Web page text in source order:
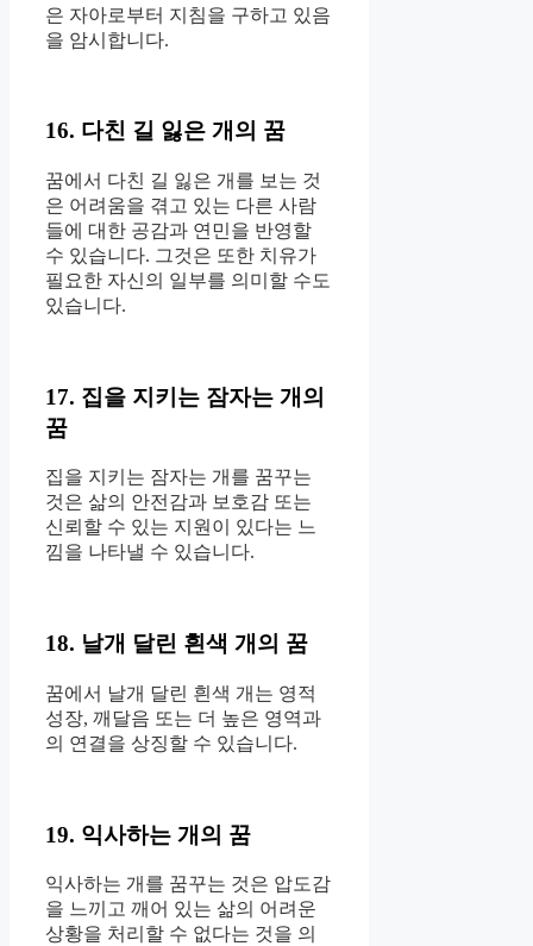
은 자아로부터 지침을 구하고 있음
을 암시합니다.
16. 다친 길 잃은 개의 꿈
꿈에서 다친 길 잃은 개를 보는 것
은 어려움을 겪고 있는 다른 사람
들에 대한 공감과 연민을 반영할
수 있습니다. 그것은 또한 치유가
필요한 자신의 일부를 의미할 수도
있습니다.
17. 집을 지키는 잠자는 개의
꿈
집을 지키는 잠자는 개를 꿈꾸는
것은 삶의 안전감과 보호감 또는
신뢰할 수 있는 지원이 있다는 느
낌을 나타낼 수 있습니다.
18. 날개 달린 흰색 개의 꿈
꿈에서 날개 달린 흰색 개는 영적
성장, 깨달음 또는 더 높은 영역과
의 연결을 상징할 수 있습니다.
19. 익사하는 개의 꿈
익사하는 개를 꿈꾸는 것은 압도감
을 ​​느끼고 깨어 있는 삶의 어려운
상황을 처리할 수 없다는 것을 의